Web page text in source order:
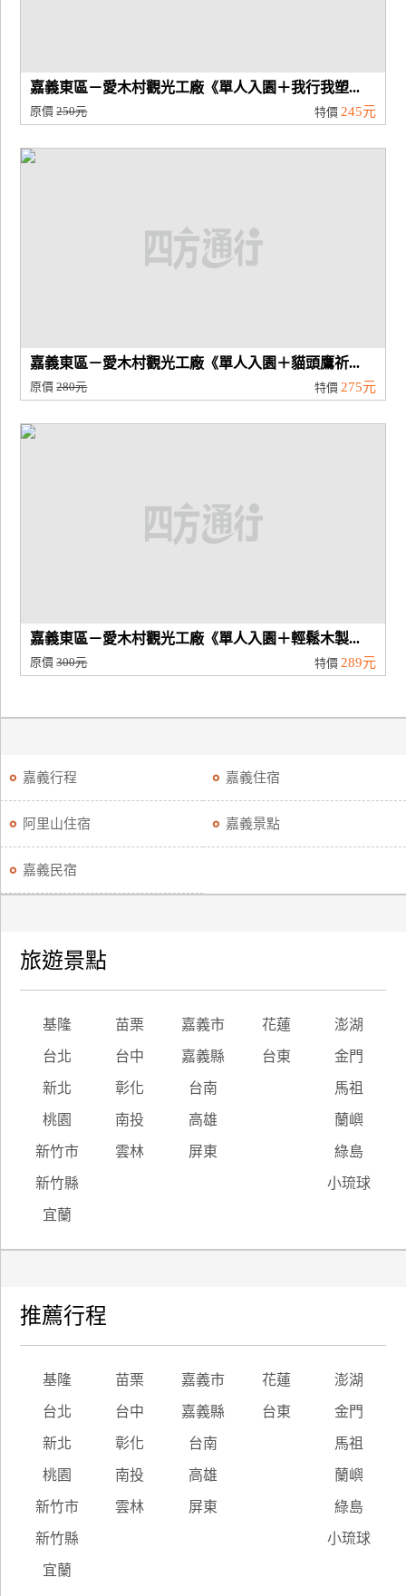
嘉義東區－愛木村觀光工廠《單人入園＋我行我塑...
原價250元 特價 245元
嘉義東區－愛木村觀光工廠《單人入園＋貓頭鷹祈...
原價280元 特價 275元
嘉義東區－愛木村觀光工廠《單人入園＋輕鬆木製...
原價300元 特價 289元
嘉義行程 嘉義住宿
阿里山住宿 嘉義景點
嘉義民宿
旅遊景點
基隆 苗栗 嘉義市 花蓮 澎湖
台北 台中 嘉義縣 台東 金門
新北 彰化 台南 馬祖
桃園 南投 高雄 蘭嶼
新竹市 雲林 屏東 綠島
新竹縣 小琉球
宜蘭
推薦行程
基隆 苗栗 嘉義市 花蓮 澎湖
台北 台中 嘉義縣 台東 金門
新北 彰化 台南 馬祖
桃園 南投 高雄 蘭嶼
新竹市 雲林 屏東 綠島
新竹縣 小琉球
宜蘭